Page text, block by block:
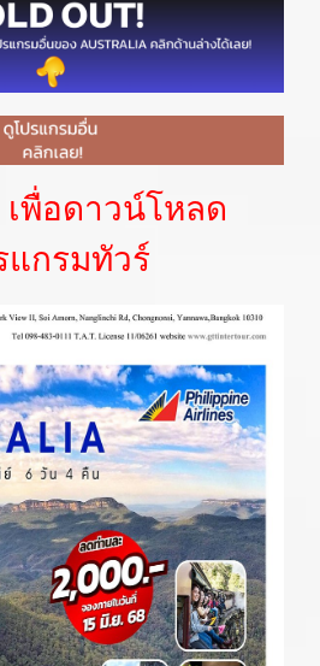
พื่อดาวน์โหลด
แกรมทัวร์